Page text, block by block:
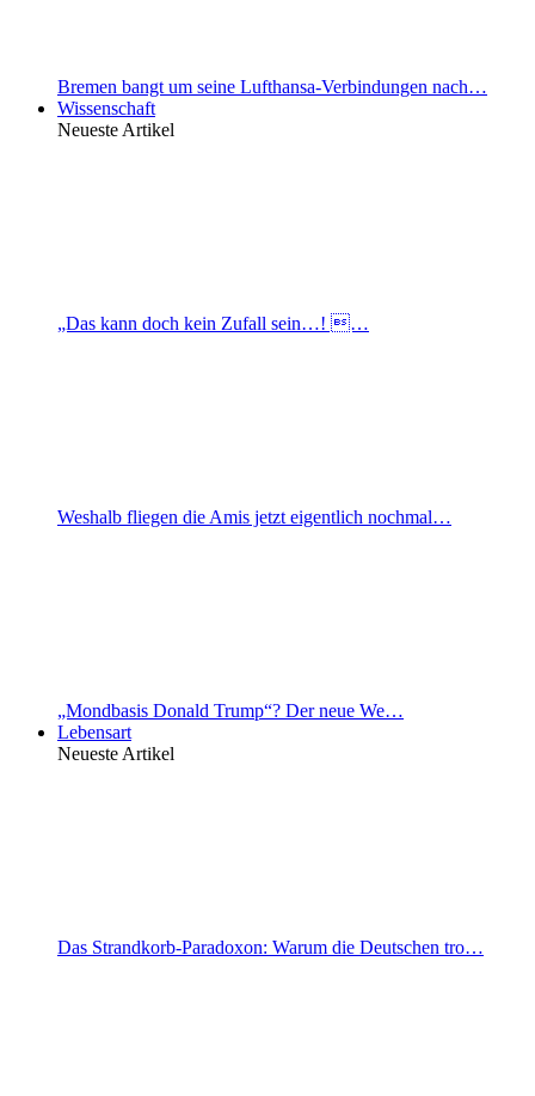
Bremen bangt um seine Lufthansa-Verbindungen nach…
Wissenschaft
Neueste Artikel
„Das kann doch kein Zufall sein…! …
Weshalb fliegen die Amis jetzt eigentlich nochmal…
„Mondbasis Donald Trump“? Der neue We…
Lebensart
Neueste Artikel
Das Strandkorb-Paradoxon: Warum die Deutschen tro…